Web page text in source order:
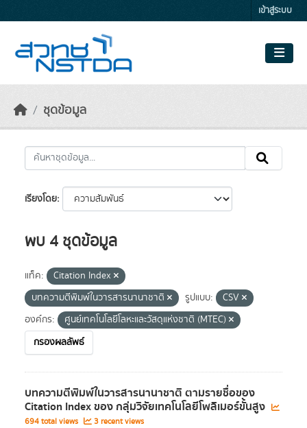
เข้าสู่ระบบ
ชุดข้อมูล
เรียงโดย
พบ 4 ชุดข้อมูล
แท็ค:
Citation Index
บทความตีพิมพ์ในวารสารนานาชาติ
รูปแบบ:
CSV
องค์กร:
ศูนย์เทคโนโลยีโลหะและวัสดุแห่งชาติ (MTEC)
กรองผลลัพธ์
บทความตีพิมพ์ในวารสารนานาชาติ ตามรายชื่อของ
Citation Index ของ กลุ่มวิจัยเทคโนโลยีโพลิเมอร์ขั้นสูง
694 total views 3 recent views